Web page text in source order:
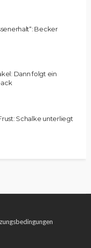
Becker
Dann folgt ein
Schalke unterliegt